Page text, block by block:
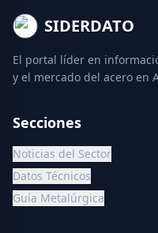
SIDERDATO
El portal líder en
y el mercado del acero en
Secciones
Noticias del Sector
Datos Técnicos
Guía Metalúrgica